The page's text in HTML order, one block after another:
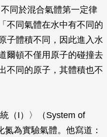
同於混合氣體第一定律
不同氣體在水中有不同的
子體積不同，因此進入水
爾頓不僅用原子的碰撞去
不同的原子，其體積也不
（I）〉（System of
為實驗氣體。他寫道：